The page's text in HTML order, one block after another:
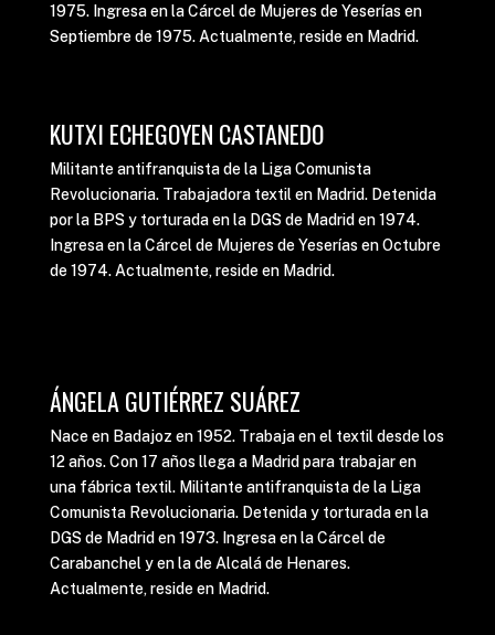
1975. Ingresa en la Cárcel de Mujeres de Yeserías en
Septiembre de 1975. Actualmente, reside en Madrid.
KUTXI ECHEGOYEN CASTANEDO
Militante antifranquista de la Liga Comunista
Revolucionaria. Trabajadora textil en Madrid. Detenida
por la BPS y torturada en la DGS de Madrid en 1974.
Ingresa en la Cárcel de Mujeres de Yeserías en Octubre
de 1974. Actualmente, reside en Madrid.
ÁNGELA GUTIÉRREZ SUÁREZ
Nace en Badajoz en 1952. Trabaja en el textil desde los
12 años. Con 17 años llega a Madrid para trabajar en
una fábrica textil. Militante antifranquista de la Liga
Comunista Revolucionaria. Detenida y torturada en la
DGS de Madrid en 1973. Ingresa en la Cárcel de
Carabanchel y en la de Alcalá de Henares.
Actualmente, reside en Madrid.